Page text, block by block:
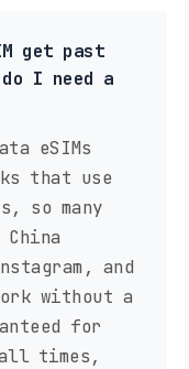
get past
I need a
eSIMs
that use
so many
and
without a
for
times,